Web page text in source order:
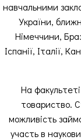
навчальними
України,
Німеччини,
Іспанії, Італії,
На
товариство.
можливість
участь в